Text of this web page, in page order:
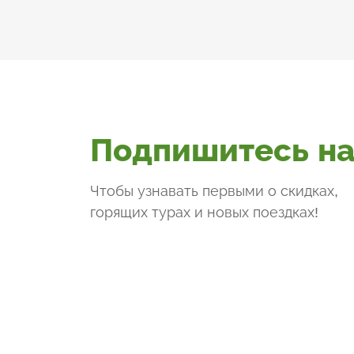
Подпишитесь
Чтобы узнавать первыми о скидках,
горящих турах и новых поездках!